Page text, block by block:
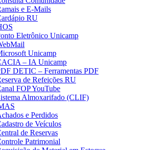
e E-Mails
RU
Eletrônico Unicamp
Unicamp
– IA Unicamp
DETIC – Ferramentas PDF
de Refeições RU
FOP YouTube
Almoxarifado (CLIF)
e Perdidos
de Veículos
de Reservas
Patrimonial